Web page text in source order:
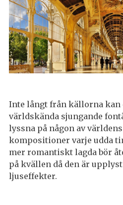
Inte långt från källorna kan
världskända sjungande
lyssna på någon av
kompositioner varje udda
mer romantiskt lagda bör
på kvällen då den är
ljuseffekter.